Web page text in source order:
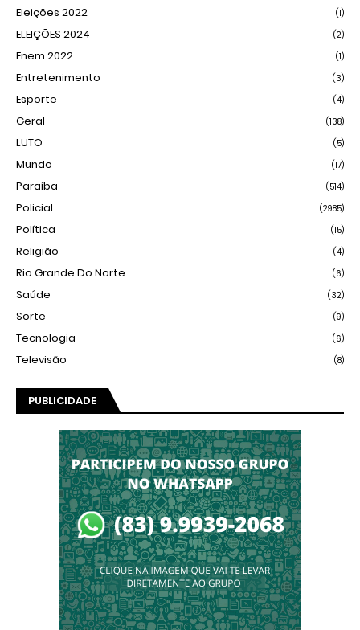
Eleições 2022 (1)
ELEIÇÕES 2024 (2)
Enem 2022 (1)
Entretenimento (3)
Esporte (4)
Geral (138)
LUTO (5)
Mundo (17)
Paraíba (514)
Policial (2985)
Política (15)
Religião (4)
Rio Grande Do Norte (6)
Saúde (32)
Sorte (9)
Tecnologia (6)
Televisão (8)
PUBLICIDADE